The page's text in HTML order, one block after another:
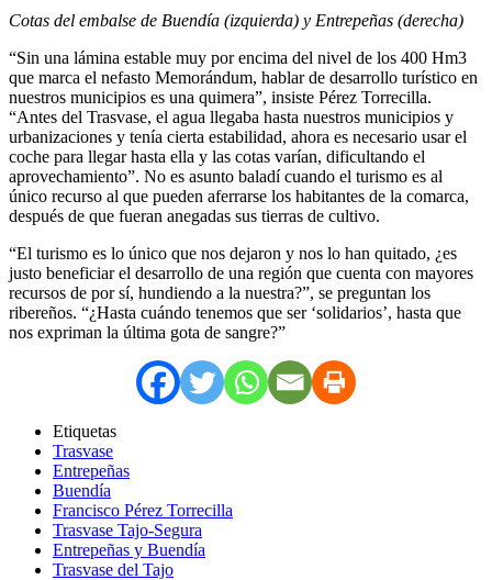
Cotas del embalse de Buendía (izquierda) y Entrepeñas (derecha)
“Sin una lámina estable muy por encima del nivel de los 400 Hm3
que marca el nefasto Memorándum, hablar de desarrollo turístico en
nuestros municipios es una quimera”, insiste Pérez Torrecilla.
“Antes del Trasvase, el agua llegaba hasta nuestros municipios y
urbanizaciones y tenía cierta estabilidad, ahora es necesario usar el
coche para llegar hasta ella y las cotas varían, dificultando el
aprovechamiento”. No es asunto baladí cuando el turismo es al
único recurso al que pueden aferrarse los habitantes de la comarca,
después de que fueran anegadas sus tierras de cultivo.
“El turismo es lo único que nos dejaron y nos lo han quitado, ¿es
justo beneficiar el desarrollo de una región que cuenta con mayores
recursos de por sí, hundiendo a la nuestra?”, se preguntan los
ribereños. “¿Hasta cuándo tenemos que ser ‘solidarios’, hasta que
nos expriman la última gota de sangre?”
Etiquetas
Trasvase
Entrepeñas
Buendía
Francisco Pérez Torrecilla
Trasvase Tajo-Segura
Entrepeñas y Buendía
Trasvase del Tajo